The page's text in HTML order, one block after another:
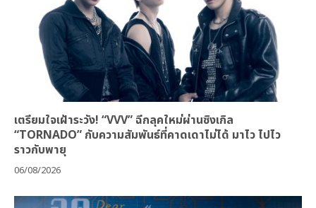
เตรียมใจเฝ้าระวัง! “VVV” ฉีกลุคใหม่ผ่านซิงเกิล
“TORNADO” กับความสัมพันธ์ที่คาดเดาไม่ได้ มาไว ไปไว
ราวกับพายุ
06/08/2026